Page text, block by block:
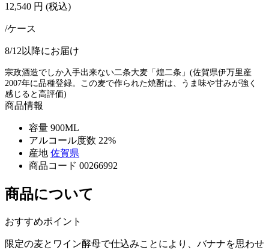
12,540 円 (税込)
/ケース
8/12以降にお届け
宗政酒造でしか入手出来ない二条大麦「煌二条」(佐賀県伊万里産
2007年に品種登録。この麦で作られた焼酎は、うま味や甘みが強く
感じると高評価)
商品情報
容量 900ML
アルコール度数 22%
産地 佐賀県
商品コード 00266992
商品について
おすすめポイント
限定の麦とワイン酵母で仕込みことにより、バナナを思わせ